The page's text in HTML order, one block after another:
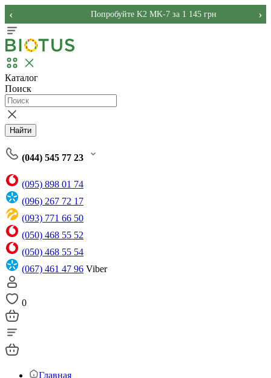
Попробуйте K2 MK-7 за 1 145 грн
‹ ›
Каталог
Поиск
Найти
(044) 545 77 23
(095) 898 01 74
(096) 267 72 17
(093) 771 66 50
(050) 468 55 52
(050) 468 55 54
(067) 461 47 96 Viber
0
Главная